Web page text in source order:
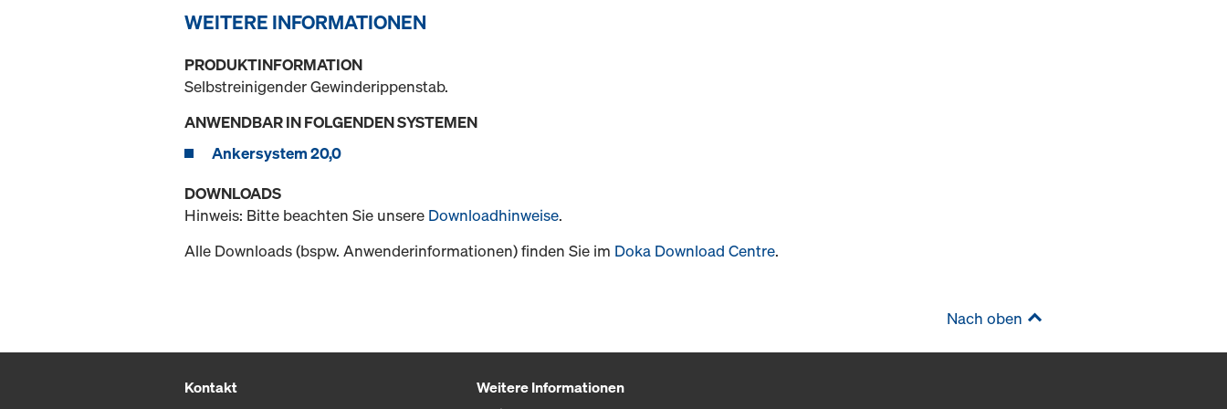
WEITERE INFORMATIONEN
PRODUKTINFORMATION
Selbstreinigender Gewinderippenstab.
ANWENDBAR IN FOLGENDEN SYSTEMEN
Ankersystem 20,0
DOWNLOADS
Hinweis: Bitte beachten Sie unsere Downloadhinweise.
Alle Downloads (bspw. Anwenderinformationen) finden Sie im Doka Download Centre.
Nach oben
Kontakt
Weitere Informationen